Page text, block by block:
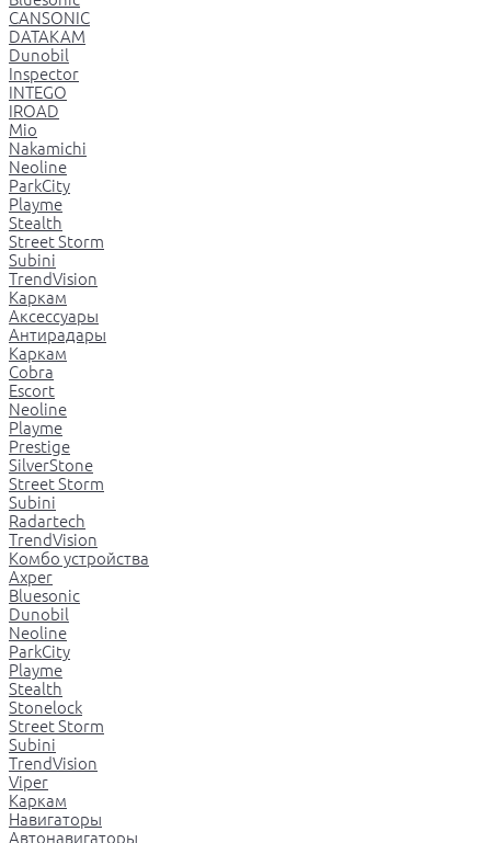
CANSONIC
DATAKAM
Dunobil
Inspector
INTEGO
IROAD
Mio
Nakamichi
Neoline
ParkCity
Playme
Stealth
Street Storm
Subini
TrendVision
Каркам
Аксессуары
Антирадары
Каркам
Cobra
Escort
Neoline
Playme
Prestige
SilverStone
Street Storm
Subini
Radartech
TrendVision
Комбо устройства
Axper
Bluesonic
Dunobil
Neoline
ParkCity
Playme
Stealth
Stonelock
Street Storm
Subini
TrendVision
Viper
Каркам
Навигаторы
Автонавигаторы